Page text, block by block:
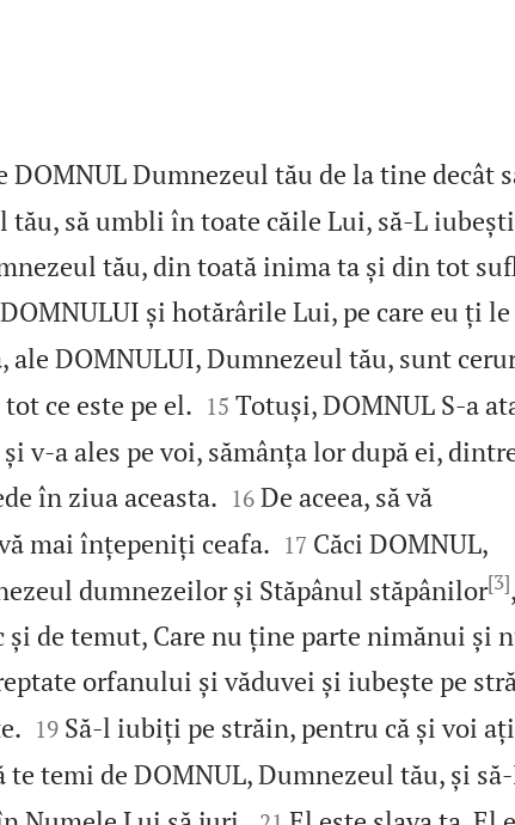
DOMNUL Dumnezeul tău de la tine decât
să umbli în toate căile Lui, să‑L
tău, din toată inima ta și din tot
și hotărârile Lui, pe care eu ți le
ale DOMNULUI, Dumnezeul tău, sunt
ce este pe el.
15 Totuși, DOMNUL S‑a
v‑a ales pe voi, sămânța lor după ei,
în ziua aceasta.
16 De aceea, să vă
mai înțepeniți ceafa.
17 Căci DOMNUL,
dumnezeilor și Stăpânul stăpânilor[3],
de temut, Care nu ține parte nimănui și
orfanului și văduvei și iubește pe

19 Să‑l iubiți pe străin, pentru că și voi
te temi de DOMNUL, Dumnezeul tău, și